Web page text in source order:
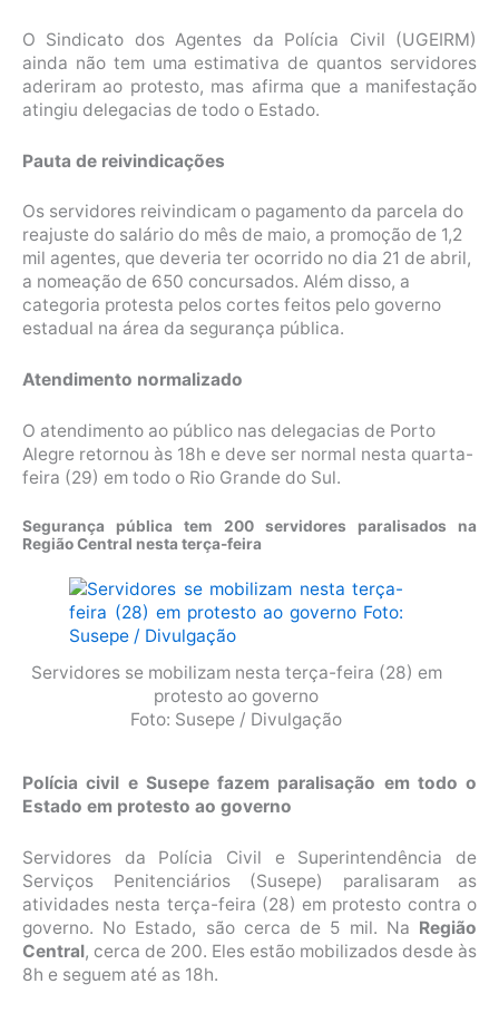
O Sindicato dos Agentes da Polícia Civil (UGEIRM)
ainda não tem uma estimativa de quantos servidores
aderiram ao protesto, mas afirma que a manifestação
atingiu delegacias de todo o Estado.
Pauta de reivindicações
Os servidores reivindicam o pagamento da parcela do
reajuste do salário do mês de maio, a promoção de 1,2
mil agentes, que deveria ter ocorrido no dia 21 de abril,
a nomeação de 650 concursados. Além disso, a
categoria protesta pelos cortes feitos pelo governo
estadual na área da segurança pública.
Atendimento normalizado
O atendimento ao público nas delegacias de Porto
Alegre retornou às 18h e deve ser normal nesta quarta-
feira (29) em todo o Rio Grande do Sul.
Segurança pública tem 200 servidores paralisados na
Região Central nesta terça-feira
Servidores se mobilizam nesta terça-feira (28) em
protesto ao governo
Foto: Susepe / Divulgação
Polícia civil e Susepe fazem paralisação em todo o
Estado em protesto ao governo
Servidores da Polícia Civil e Superintendência de
Serviços Penitenciários (Susepe) paralisaram as
atividades nesta terça-feira (28) em protesto contra o
governo. No Estado, são cerca de 5 mil. Na Região
Central, cerca de 200. Eles estão mobilizados desde às
8h e seguem até as 18h.